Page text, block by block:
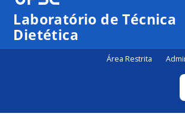
Laboratório de Técnica
Dietética
Área Restrita